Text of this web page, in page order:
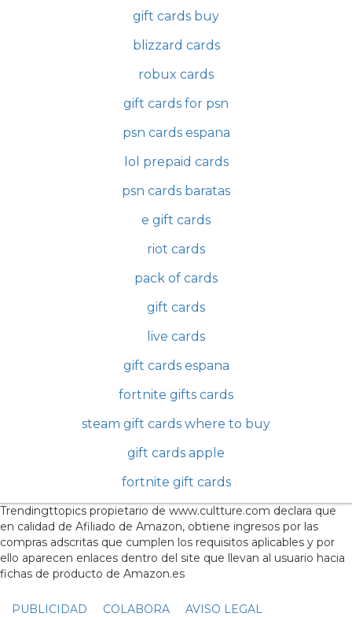
gift cards buy
blizzard cards
robux cards
gift cards for psn
psn cards espana
lol prepaid cards
psn cards baratas
e gift cards
riot cards
pack of cards
gift cards
live cards
gift cards espana
fortnite gifts cards
steam gift cards where to buy
gift cards apple
fortnite gift cards
Trendingttopics propietario de www.cultture.com declara que
en calidad de Afiliado de Amazon, obtiene ingresos por las
compras adscritas que cumplen los requisitos aplicables y por
ello aparecen enlaces dentro del site que llevan al usuario hacia
fichas de producto de Amazon.es
PUBLICIDAD COLABORA AVISO LEGAL